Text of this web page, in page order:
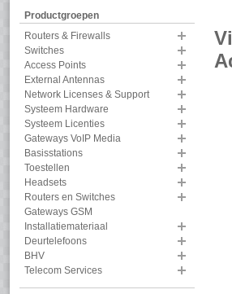
Productgroepen
Routers & Firewalls
Switches
Access Points
External Antennas
Network Licenses & Support
Systeem Hardware
Systeem Licenties
Gateways VoIP Media
Basisstations
Toestellen
Headsets
Routers en Switches
Gateways GSM
Installatiemateriaal
Deurtelefoons
BHV
Telecom Services